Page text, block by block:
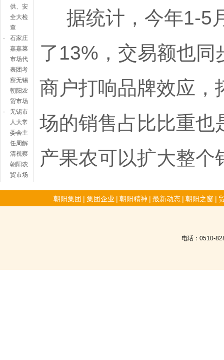
供、安
全大检
查
·
石家庄
嘉嘉菜
市场代
表团考
察无锡
朝阳农
贸市场
·
无锡市
人大常
委会主
任周解
清视察
朝阳农
贸市场
据统计，今年1-5
了13%，交易额也
商户打响品牌效应
场的销售占比比重
产果农可以扩大整
朝阳集团 | 集团企业 | 朝阳精神 | 最新动态 | 朝阳之窗 |
电话：0510-